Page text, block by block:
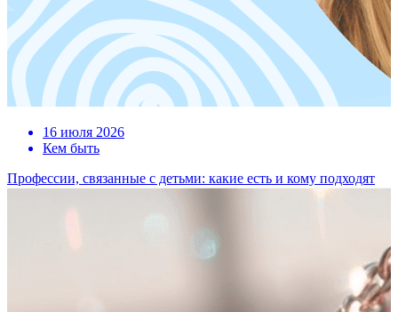
16 июля 2026
Кем быть
Профессии, связанные с детьми: какие есть и кому подходят